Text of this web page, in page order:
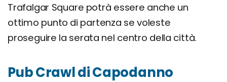
Trafalgar Square potrà essere anche un
ottimo punto di partenza se voleste
proseguire la serata nel centro della città.
Pub Crawl di Capodanno